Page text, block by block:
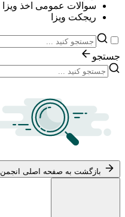
سوالات عمومی اخذ ویزا
ریجکت ویزا
جستجو
بازگشت به صفحه اصلی انجمن